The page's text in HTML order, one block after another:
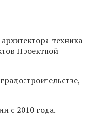
техника
Проектной
с 2010 года.